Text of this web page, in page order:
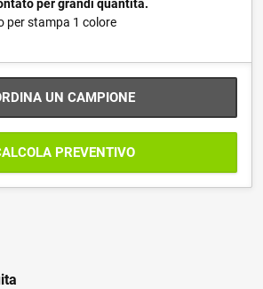
per grandi quantità.
per stampa 1 colore
UN CAMPIONE
PREVENTIVO